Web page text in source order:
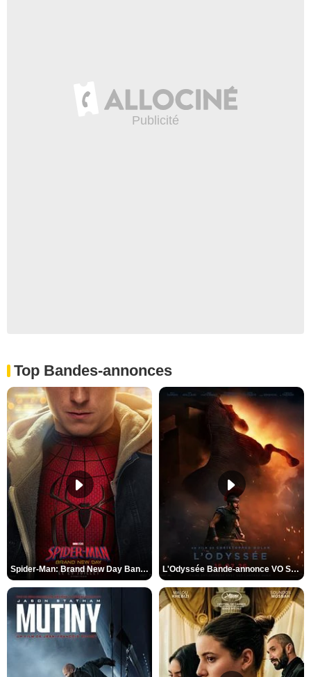
Top Bandes-annonces
Spider-Man: Brand New Day Bande-annonce VO STFR L'Odyssée Bande-annonce VO STFR